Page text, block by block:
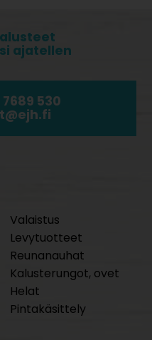
ajatellen
530
Valaistus
Levytuotteet
Reunanauhat
Kalusterungot, ovet
Helat
Pintakäsittely